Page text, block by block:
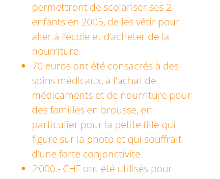
permettront de scolariser ses 2
enfants en 2005, de les vêtir pour
aller à l’école et d’acheter de la
nourriture
70 euros ont été consacrés à des
soins médicaux, à l’achat de
médicaments et de nourriture pour
des familles en brousse, en
particulier pour la petite fille qui
figure sur la photo et qui souffrait
d’une forte conjonctivite
2’000.- CHF ont été utilisés pour